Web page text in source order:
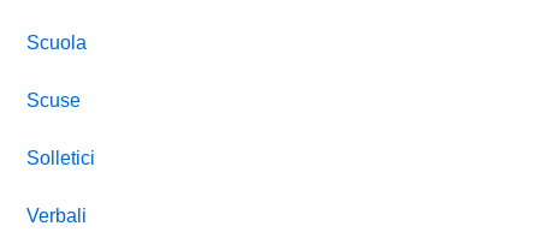
Scuola
Scuse
Solletici
Verbali